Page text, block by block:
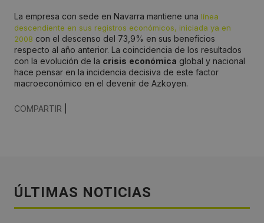
La empresa con sede en Navarra mantiene una línea
descendiente en sus registros económicos, iniciada ya en
2008 con el descenso del 73,9% en sus beneficios
respecto al año anterior. La coincidencia de los resultados
con la evolución de la crisis económica global y nacional
hace pensar en la incidencia decisiva de este factor
macroeconómico en el devenir de Azkoyen.
COMPARTIR
ÚLTIMAS NOTICIAS